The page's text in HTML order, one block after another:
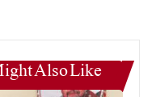
Also Like